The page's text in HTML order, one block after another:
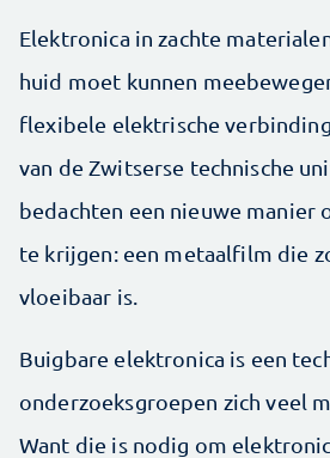
Elektronica in zachte
huid moet kunnen
flexibele elektrische
van de Zwitserse technische
bedachten een nieuwe manier
te krijgen: een metaalfilm die
vloeibaar is.
Buigbare elektronica is een
onderzoeksgroepen zich veel
Want die is nodig om